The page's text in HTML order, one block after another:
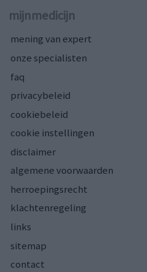
mijnmedicijn
mening van expert
onze specialisten
faq
privacybeleid
cookiebeleid
cookie instellingen
disclaimer
algemene voorwaarden
herroepingsrecht
klachtenregeling
links
sitemap
contact